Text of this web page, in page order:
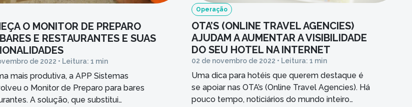
O MONITOR DE PREPARO
E RESTAURANTES E SUAS
de 2022 • Leitura: 1 min
mais produtiva, a APP Sistemas
o Monitor de Preparo para bares
A solução, que substitui
Operação
OTA’S (ONLINE TRAVEL AGENCIES)
AJUDAM A AUMENTAR A VISIBILIDADE
DO SEU HOTEL NA INTERNET
02 de novembro de 2022 • Leitura: 1 min
Uma dica para hotéis que querem destaque é
se apoiar nas OTA’s (Online Travel Agencies). Há
pouco tempo, noticiários do mundo inteiro